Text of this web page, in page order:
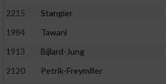
2215
Stangier
1984
Tawani
1913
Bijlard-Jung
2120
Petrik-Freymiller